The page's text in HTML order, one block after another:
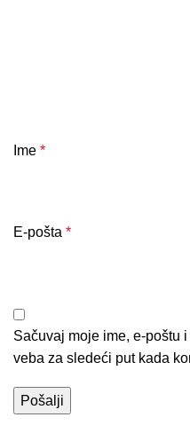
Ime*
E-pošta*
Sačuvaj moje ime, e-poštu
veba za sledeći put kada